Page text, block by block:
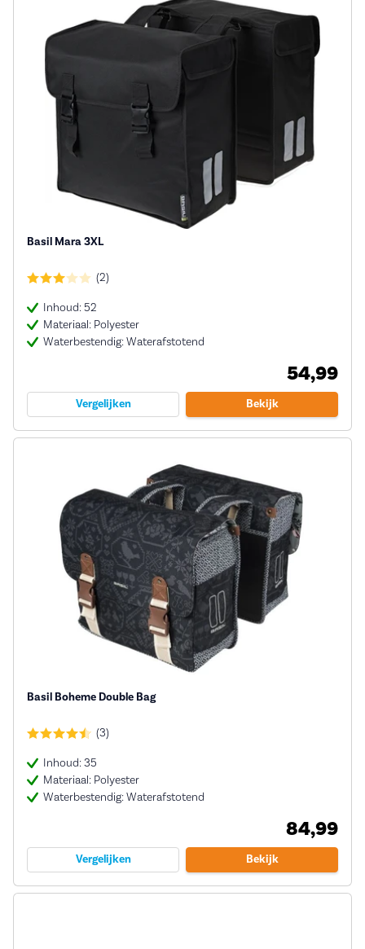
Basil Mara 3XL
(2)
Inhoud: 52
Materiaal: Polyester
Waterbestendig: Waterafstotend
54,99
Vergelijken Bekijk
Basil Boheme Double Bag
(3)
Inhoud: 35
Materiaal: Polyester
Waterbestendig: Waterafstotend
84,99
Vergelijken Bekijk